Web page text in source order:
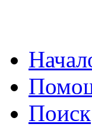
Поиск